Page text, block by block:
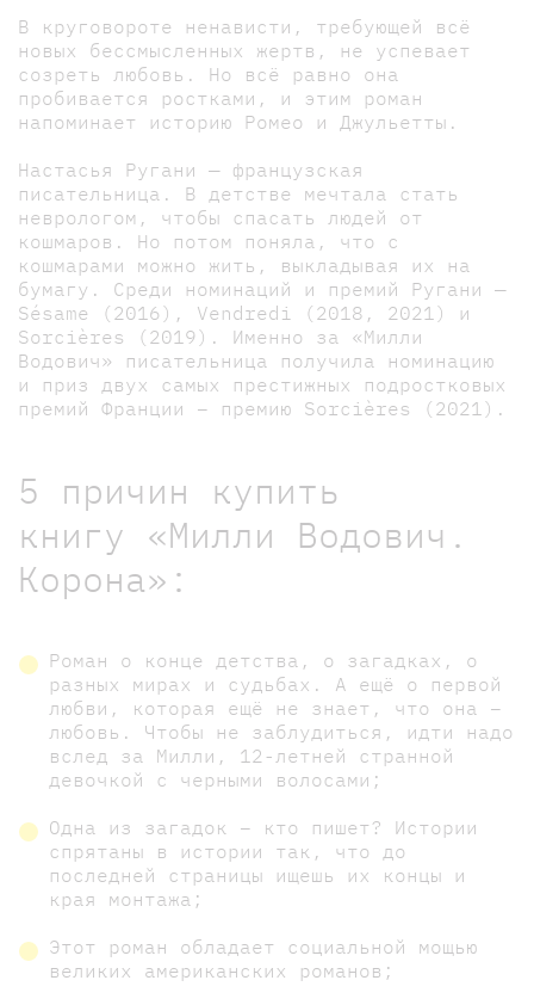
В круговороте ненависти, требующей всё
новых бессмысленных жертв, не успевает
созреть любовь. Но всё равно она
пробивается ростками, и этим роман
напоминает историю Ромео и Джульетты.
Настасья Ругани — французская
писательница. В детстве мечтала стать
неврологом, чтобы спасать людей от
кошмаров. Но потом поняла, что с
кошмарами можно жить, выкладывая их на
бумагу. Среди номинаций и премий Ругани —
Sésame (2016), Vendredi (2018, 2021) и
Sorcières (2019). Именно за «Милли
Водович» писательница получила номинацию
и приз двух самых престижных подростковых
премий Франции – премию Sorcières (2021).
5 причин купить
книгу «Милли Водович.
Корона»:
Роман о конце детства, о загадках, о
разных мирах и судьбах. А ещё о первой
любви, которая ещё не знает, что она –
любовь. Чтобы не заблудиться, идти надо
вслед за Милли, 12-летней странной
девочкой с черными волосами;
Одна из загадок – кто пишет? Истории
спрятаны в истории так, что до
последней страницы ищешь их концы и
края монтажа;
Этот роман обладает социальной мощью
великих американских романов;